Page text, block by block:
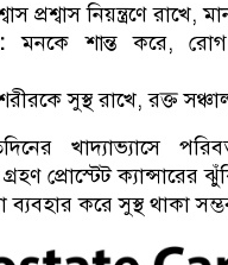
প্রশ্বাস নিয়ন্ত্রণে রাখে,
মনকে শান্ত করে, রোগ
সুস্থ রাখে, রক্ত
খাদ্যাভ্যাসে
গ্রহণ প্রোস্টেট ক্যান্সারের
ব্যবহার করে সুস্থ থাকা